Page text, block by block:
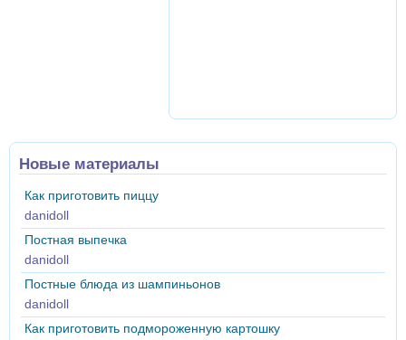
Новые материалы
Как приготовить пиццу
danidoll
Постная выпечка
danidoll
Постные блюда из шампиньонов
danidoll
Как приготовить подмороженную картошку